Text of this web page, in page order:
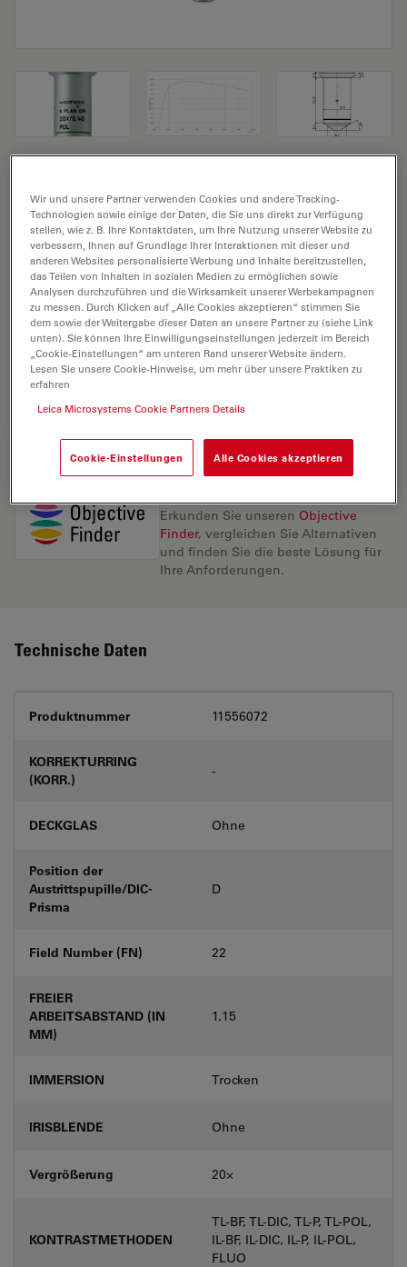
POL
Produkt Nr. 11556072
Das Objektiv N PLAN EPI 20x/0,40 POL hat eine
Vergrößerung von 20X und eine numerische Apertur
von 0,4. Für Trockenimmersion, mit einem M25
Objektivgewinde mit 1,15 mm freiem Arbeitsabstand
und Sehfeld FN 22.
Erkunden Sie unseren Objective
Finder, vergleichen Sie Alternativen
und finden Sie die beste Lösung für
Ihre Anforderungen.
Technische Daten
Produktnummer 11556072
KORREKTURRING
(KORR.)
-
DECKGLAS Ohne
Position der
Austrittspupille/DIC-
Prisma
D
Field Number (FN) 22
FREIER
ARBEITSABSTAND (IN
MM)
1.15
IMMERSION Trocken
IRISBLENDE Ohne
Vergrößerung 20⨉
KONTRASTMETHODEN
TL-BF, TL-DIC, TL-P, TL-POL,
IL-BF, IL-DIC, IL-P, IL-POL,
FLUO
Wir und unsere Partner verwenden Cookies und andere Tracking-
Technologien sowie einige der Daten, die Sie uns direkt zur Verfügung
stellen, wie z. B. Ihre Kontaktdaten, um Ihre Nutzung unserer Website zu
verbessern, Ihnen auf Grundlage Ihrer Interaktionen mit dieser und
anderen Websites personalisierte Werbung und Inhalte bereitzustellen,
das Teilen von Inhalten in sozialen Medien zu ermöglichen sowie
Analysen durchzuführen und die Wirksamkeit unserer Werbekampagnen
zu messen. Durch Klicken auf „Alle Cookies akzeptieren“ stimmen Sie
dem sowie der Weitergabe dieser Daten an unsere Partner zu (siehe Link
unten). Sie können Ihre Einwilligungseinstellungen jederzeit im Bereich
„Cookie-Einstellungen“ am unteren Rand unserer Website ändern.
Lesen Sie unsere Cookie-Hinweise, um mehr über unsere Praktiken zu
erfahren
Leica Microsystems Cookie Partners Details
Cookie-Einstellungen Alle Cookies akzeptieren